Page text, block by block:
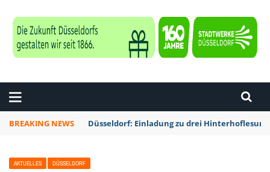
BREAKING NEWS „Sommer, Sonne, PRÜF!“ am Samstag (8.8.) in
AKTUELLES DÜSSELDORF